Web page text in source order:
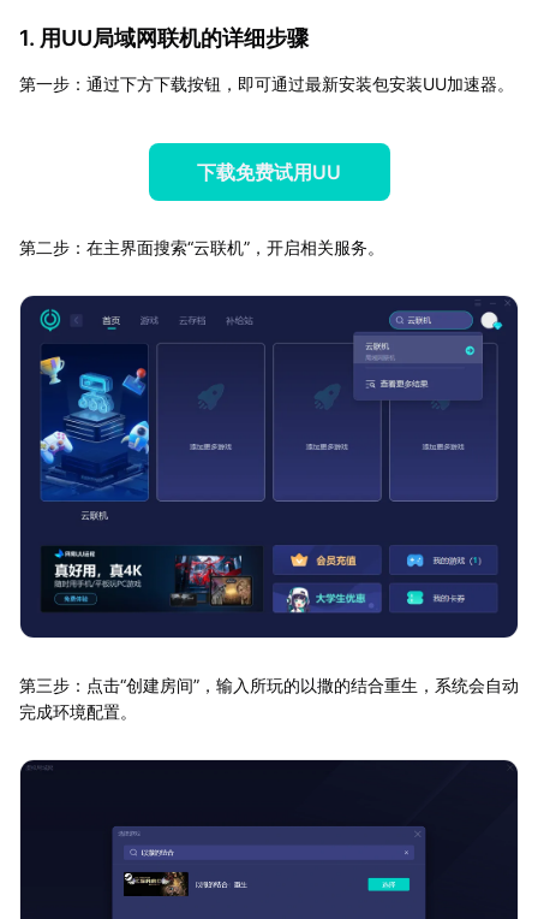
1. 用UU局域网联机的详细步骤
第一步：通过下方下载按钮，即可通过最新安装包安装UU加速器。
下载免费试用UU
第二步：在主界面搜索“云联机”，开启相关服务。
第三步：点击“创建房间”，输入所玩的以撒的结合重生，系统会自动
完成环境配置。